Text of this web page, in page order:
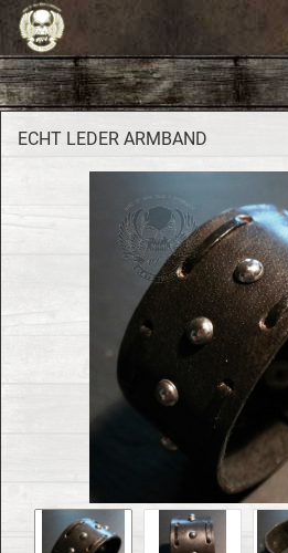
ECHT LEDER ARM­BAND